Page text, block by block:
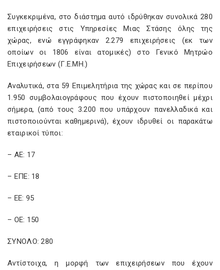
Συγκεκριμένα, στο διάστημα αυτό ιδρύθηκαν συνολικά 280
επιχειρήσεις στις Υπηρεσίες Μιας Στάσης όλης της
χώρας, ενώ εγγράφηκαν 2.279 επιχειρήσεις (εκ των
οποίων οι 1806 είναι ατομικές) στο Γενικό Μητρώο
Επιχειρήσεων (Γ.Ε.ΜΗ.)
Αναλυτικά, στα 59 Επιμελητήρια της χώρας και σε περίπου
1.950 συμβολαιογράφους που έχουν πιστοποιηθεί μέχρι
σήμερα, (από τους 3.200 που υπάρχουν πανελλαδικά και
πιστοποιούνται καθημερινά), έχουν ιδρυθεί οι παρακάτω
εταιρικοί τύποι:
– ΑΕ: 17
– ΕΠΕ: 18
– ΕΕ: 95
– ΟΕ: 150
ΣΥΝΟΛΟ: 280
Αντίστοιχα, η μορφή των επιχειρήσεων που έχουν